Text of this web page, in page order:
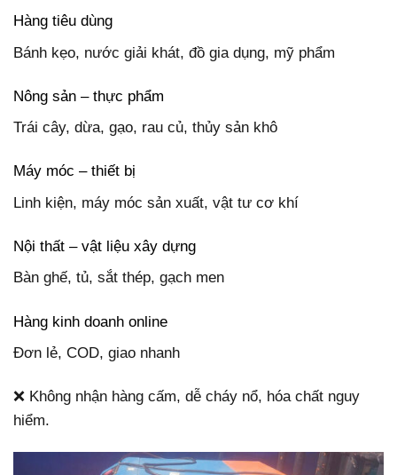
Hàng tiêu dùng
Bánh kẹo, nước giải khát, đồ gia dụng, mỹ phẩm
Nông sản – thực phẩm
Trái cây, dừa, gạo, rau củ, thủy sản khô
Máy móc – thiết bị
Linh kiện, máy móc sản xuất, vật tư cơ khí
Nội thất – vật liệu xây dựng
Bàn ghế, tủ, sắt thép, gạch men
Hàng kinh doanh online
Đơn lẻ, COD, giao nhanh
❌ Không nhận hàng cấm, dễ cháy nổ, hóa chất nguy
hiểm.